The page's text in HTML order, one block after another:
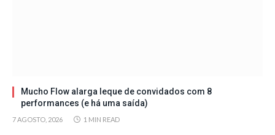
Mucho Flow alarga leque de convidados com 8
performances (e há uma saída)
7 AGOSTO, 2026 1 MIN READ